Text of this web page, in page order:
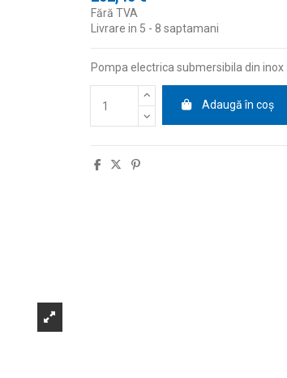
Fără TVA
Livrare in 5 - 8 saptamani
Pompa electrica submersibila din inox
Adaugă în coș